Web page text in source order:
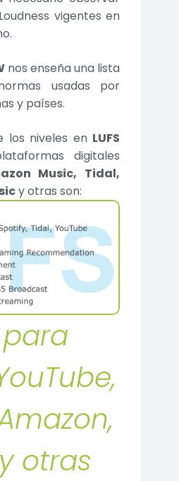
vigentes en
nos enseña una lista
usadas por
y países.
los niveles en LUFS
digitales
Music, Tidal,
y otras son:
para
otras